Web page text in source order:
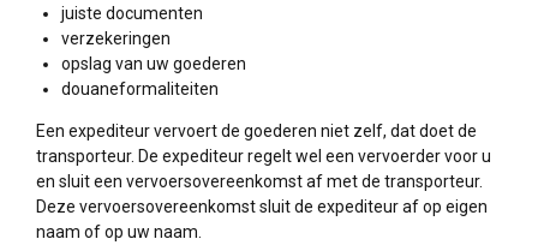
juiste documenten
verzekeringen
opslag van uw goederen
douaneformaliteiten
Een expediteur vervoert de goederen niet zelf, dat doet de
transporteur. De expediteur regelt wel een vervoerder voor u
en sluit een vervoersovereenkomst af met de transporteur.
Deze vervoersovereenkomst sluit de expediteur af op eigen
naam of op uw naam.